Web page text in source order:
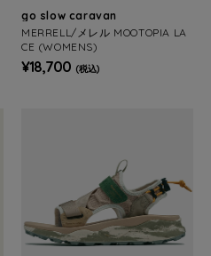
go slow caravan
MERRELL/メレル MOOTOPIA LA
CE (WOMENS)
¥18,700 (税込)